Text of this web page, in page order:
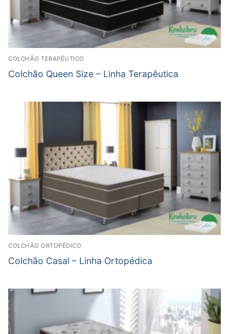
COLCHÃO TERAPÊUTICO
Colchão Queen Size – Linha Terapêutica
COLCHÃO ORTOPÉDICO
Colchão Casal – Linha Ortopédica